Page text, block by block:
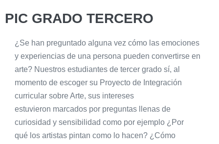
PIC GRADO TERCERO
¿Se han preguntado alguna vez cómo las emociones
y experiencias de una persona pueden convertirse en
arte? Nuestros estudiantes de tercer grado sí, al
momento de escoger su Proyecto de Integración
curricular sobre Arte, sus intereses
estuvieron marcados por preguntas llenas de
curiosidad y sensibilidad como por ejemplo ¿Por
qué los artistas pintan como lo hacen? ¿Cómo